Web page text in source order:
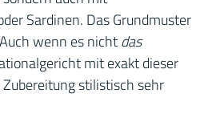
Sardinen. Das Grundmuster
wenn es nichtdas
mit exakt dieser
stilistisch sehr